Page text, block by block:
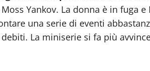
Yankov. La donna è in fuga
una serie di eventi
La miniserie si fa più